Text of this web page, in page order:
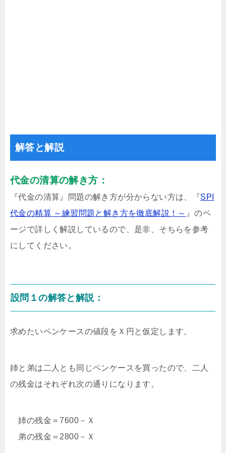
解答と解説
代金の清算の解き方：
『代金の清算』問題の解き方が分からない方は、『SPI
代金の精算 ～練習問題と解き方を徹底解説！～ 』のペ
ージで詳しく解説しているので、是非、そちらを参考
にしてください。
設問１の解答と解説：
求めたいペンケースの値段をＸ円と仮定します。
姉と弟は二人とも同じペンケースを買ったので、二人
の残金はそれぞれ次の通りになります。
姉の残金＝7600－Ｘ
弟の残金＝2800－Ｘ